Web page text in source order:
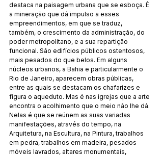
destaca na paisagem urbana que se esboça. É
a mineração que dá impulso a esses
empreendimentos, em que se traduz,
também, o crescimento da administração, do
poder metropolitano, e a sua repartição
funcional. São edifícios públicos ostentosos,
mais pesados do que belos. Em alguns
núcleos urbanos, a Bahia e particularmente o
Rio de Janeiro, aparecem obras públicas,
entre as quais se destacam os chafarizes e
figura o aqueduto. Mas é nas igrejas que a arte
encontra o acolhimento que o meio não lhe dá.
Nelas é que se reúnem as suas variadas
manifestações, através do tempo, na
Arquitetura, na Escultura, na Pintura, trabalhos
em pedra, trabalhos em madeira, pesados
móveis lavrados, altares monumentais,